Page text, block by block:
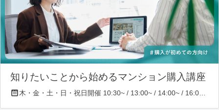
知りたいことから始めるマンション購入講座